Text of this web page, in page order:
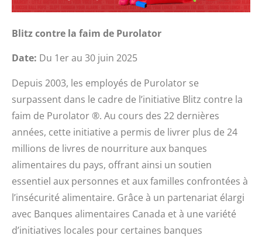
Blitz contre la faim de Purolator
Date: Du 1er au 30 juin 2025
Depuis 2003, les employés de Purolator se
surpassent dans le cadre de l’initiative Blitz contre la
faim de Purolator ®. Au cours des 22 dernières
années, cette initiative a permis de livrer plus de 24
millions de livres de nourriture aux banques
alimentaires du pays, offrant ainsi un soutien
essentiel aux personnes et aux familles confrontées à
l’insécurité alimentaire. Grâce à un partenariat élargi
avec Banques alimentaires Canada et à une variété
d’initiatives locales pour certaines banques